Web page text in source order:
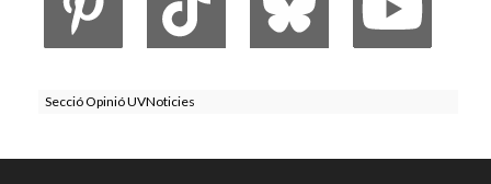
Secció Opinió UVNoticies